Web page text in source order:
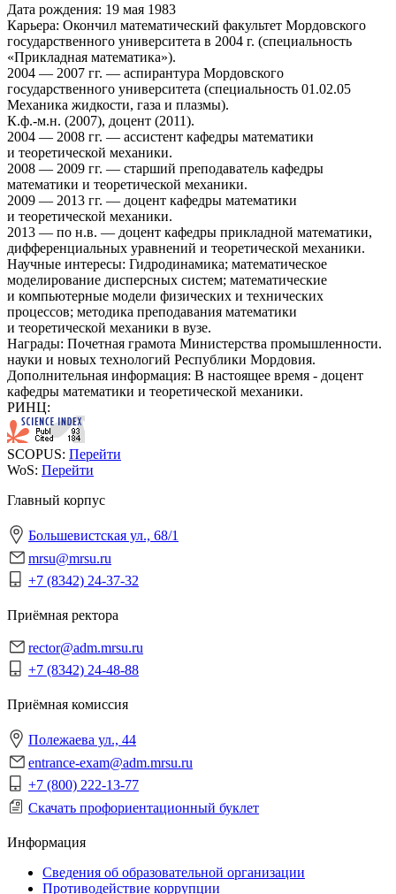
Дата рождения: 19 мая 1983
Карьера: Окончил математический факультет Мордовского
государственного университета в 2004 г. (специальность
«Прикладная математика»).
2004 — 2007 гг. — аспирантура Мордовского
государственного университета (специальность 01.02.05
Механика жидкости, газа и плазмы).
К.ф.-м.н. (2007), доцент (2011).
2004 — 2008 гг. — ассистент кафедры математики
и теоретической механики.
2008 — 2009 гг. — старший преподаватель кафедры
математики и теоретической механики.
2009 — 2013 гг. — доцент кафедры математики
и теоретической механики.
2013 — по н.в. — доцент кафедры прикладной математики,
дифференциальных уравнений и теоретической механики.
Научные интересы: Гидродинамика; математическое
моделирование дисперсных систем; математические
и компьютерные модели физических и технических
процессов; методика преподавания математики
и теоретической механики в вузе.
Награды: Почетная грамота Министерства промышленности.
науки и новых технологий Республики Мордовия.
Дополнительная информация: В настоящее время - доцент
кафедры математики и теоретической механики.
РИНЦ:
SCOPUS: Перейти
WoS: Перейти
Главный корпус
Большевистская ул., 68/1
mrsu@mrsu.ru
+7 (8342) 24-37-32
Приёмная ректора
rector@adm.mrsu.ru
+7 (8342) 24-48-88
Приёмная комиссия
Полежаева ул., 44
entrance-exam@adm.mrsu.ru
+7 (800) 222-13-77
Скачать профориентационный буклет
Информация
Сведения об образовательной организации
Противодействие коррупции